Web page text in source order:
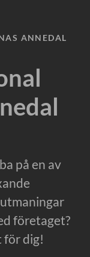
ANNEDAL
på en av
företaget?
för dig!